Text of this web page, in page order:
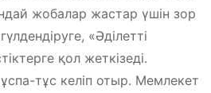
жобалар жастар үшін зор
«Әділетті
қол жеткізеді.
тұс келіп отыр. Мемлекет